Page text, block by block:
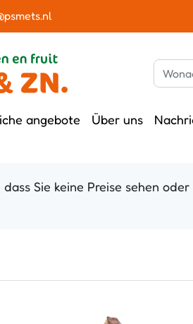
angebote Über uns
dass Sie keine Preise sehen